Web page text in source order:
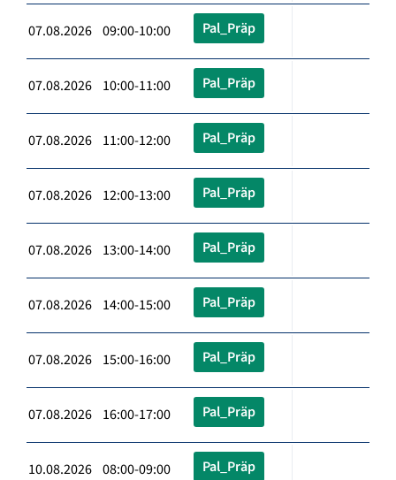
07.08.2026 09:00-10:00 Pal_Präp
07.08.2026 10:00-11:00 Pal_Präp
07.08.2026 11:00-12:00 Pal_Präp
07.08.2026 12:00-13:00 Pal_Präp
07.08.2026 13:00-14:00 Pal_Präp
07.08.2026 14:00-15:00 Pal_Präp
07.08.2026 15:00-16:00 Pal_Präp
07.08.2026 16:00-17:00 Pal_Präp
10.08.2026 08:00-09:00 Pal_Präp